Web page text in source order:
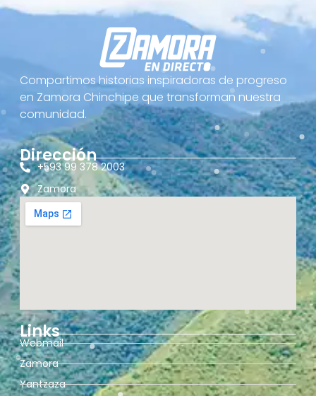
Compartimos historias inspiradoras de progreso
en Zamora Chinchipe que transforman nuestra
comunidad.
Dirección
+593 99 378 2003
Zamora
Links
Webmail
Zamora
Yantzaza